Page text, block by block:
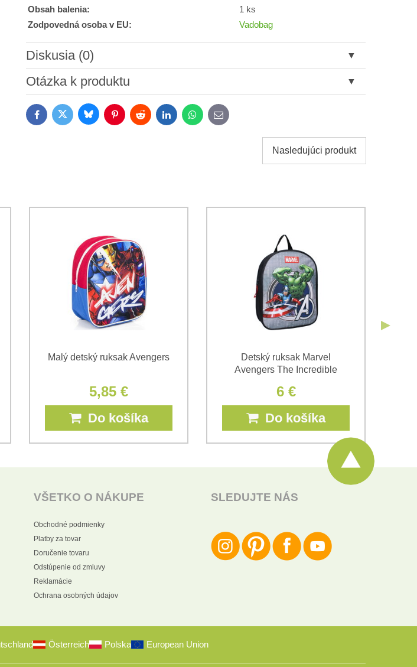
Obsah balenia:
1 ks
Zodpovedná osoba v EU:
Vadobag
Diskusia (0)
Nový komentár
Oboznámil som sa s podmienkamiOchrany osobných údajovspoločnosti Bomba s.r.o.
Otázka k produktu
FacebookTwitter BlueskyPinterestReddit LinkedInWhatsApp
E-
mail
Nasledujúci produkt
Malý detský ruksak Avengers
5,85 €
Do košíka
Detský ruksak Marvel
Avengers The Incredible
6 €
Do košíka
VŠETKO O NÁKUPE
Obchodné podmienky
Platby za tovar
Doručenie tovaru
Odstúpenie od zmluvy
Reklamácie
Ochrana osobných údajov
SLEDUJTE NÁS
Österreich Polska European Union